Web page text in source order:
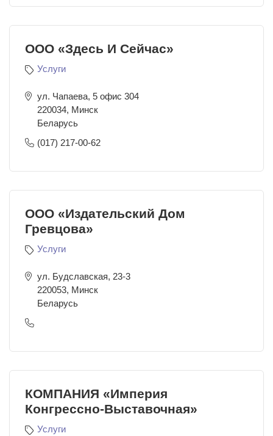
ООО «Здесь И Сейчас»
Услуги
ул. Чапаева, 5 офис 304
220034, Минск
Беларусь
(017) 217-00-62
ООО «Издательский Дом
Гревцова»
Услуги
ул. Будславская, 23-3
220053, Минск
Беларусь
КОМПАНИЯ «Империя
Конгрессно-Выставочная»
Услуги